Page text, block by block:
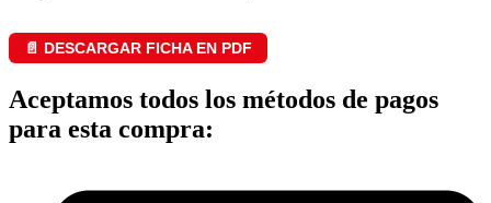
📄 DESCARGAR FICHA EN PDF
Aceptamos todos los métodos de pagos
para esta compra: